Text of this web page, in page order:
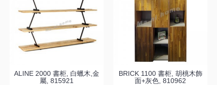
ALINE 2000 書柜, 白蠟木,金
屬, 815921
BRICK 1100 書柜, 胡桃木飾
面+灰色, 810962